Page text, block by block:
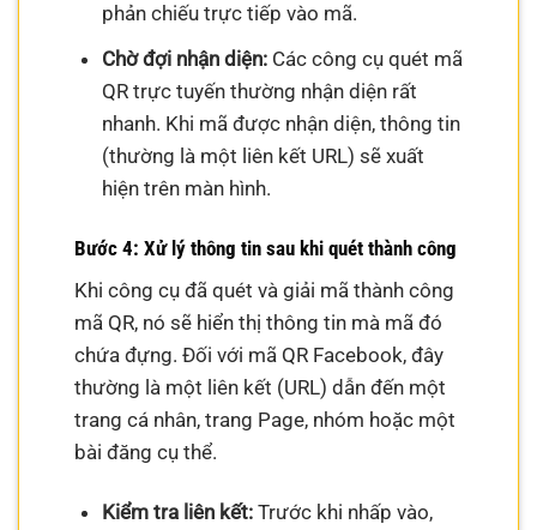
phản chiếu trực tiếp vào mã.
Chờ đợi nhận diện:Các công cụ quét mã
QR trực tuyến thường nhận diện rất
nhanh. Khi mã được nhận diện, thông tin
(thường là một liên kết URL) sẽ xuất
hiện trên màn hình.
Bước 4: Xử lý thông tin sau khi quét thành công
Khi công cụ đã quét và giải mã thành công
mã QR, nó sẽ hiển thị thông tin mà mã đó
chứa đựng. Đối với mã QR Facebook, đây
thường là một liên kết (URL) dẫn đến một
trang cá nhân, trang Page, nhóm hoặc một
bài đăng cụ thể.
Kiểm tra liên kết:Trước khi nhấp vào,